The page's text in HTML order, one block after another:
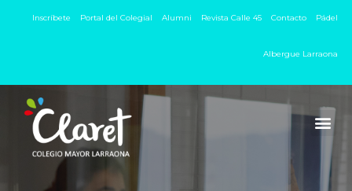
Inscríbete Portal del Colegial Alumni Revista Calle 45 Contacto Pádel
Albergue Larraona